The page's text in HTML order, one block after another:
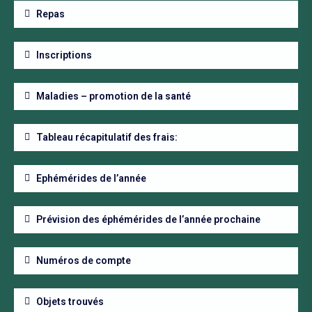
Repas
Inscriptions
Maladies – promotion de la santé
Tableau récapitulatif des frais:
Ephémérides de l’année
Prévision des éphémérides de l’année prochaine
Numéros de compte
Objets trouvés